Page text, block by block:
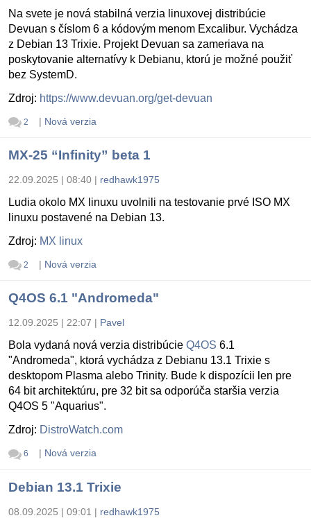
Na svete je nová stabilná verzia linuxovej distribúcie
Devuan s číslom 6 a kódovým menom Excalibur. Vychádza
z Debian 13 Trixie. Projekt Devuan sa zameriava na
poskytovanie alternatívy k Debianu, ktorú je možné použiť
bez SystemD.
Zdroj: https://www.devuan.org/get-devuan
2 | Nová verzia
MX-25 “Infinity” beta 1
22.09.2025 | 08:40 | redhawk1975
Ludia okolo MX linuxu uvolnili na testovanie prvé ISO MX
linuxu postavené na Debian 13.
Zdroj: MX linux
2 | Nová verzia
Q4OS 6.1 "Andromeda"
12.09.2025 | 22:07 | Pavel
Bola vydaná nová verzia distribúcie Q4OS 6.1
"Andromeda", ktorá vychádza z Debianu 13.1 Trixie s
desktopom Plasma alebo Trinity. Bude k dispozícii len pre
64 bit architektúru, pre 32 bit sa odporúča staršia verzia
Q4OS 5 "Aquarius".
Zdroj: DistroWatch.com
6 | Nová verzia
Debian 13.1 Trixie
08.09.2025 | 09:01 | redhawk1975